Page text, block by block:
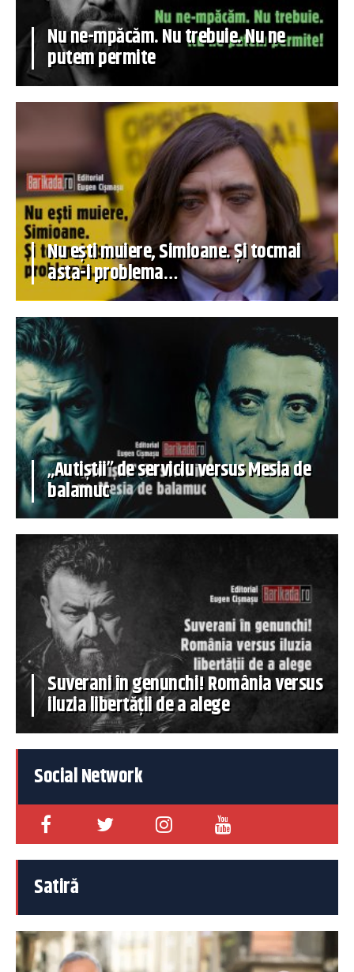
Nu ne-mpăcăm. Nu trebuie. Nu ne
putem permite
Nu ești muiere, Simioane. Și tocmai
asta-i problema…
„Autiștii” de serviciu versus Mesia de
balamuc
Suverani în genunchi! România versus
iluzia libertății de a alege
Social Network
Satiră